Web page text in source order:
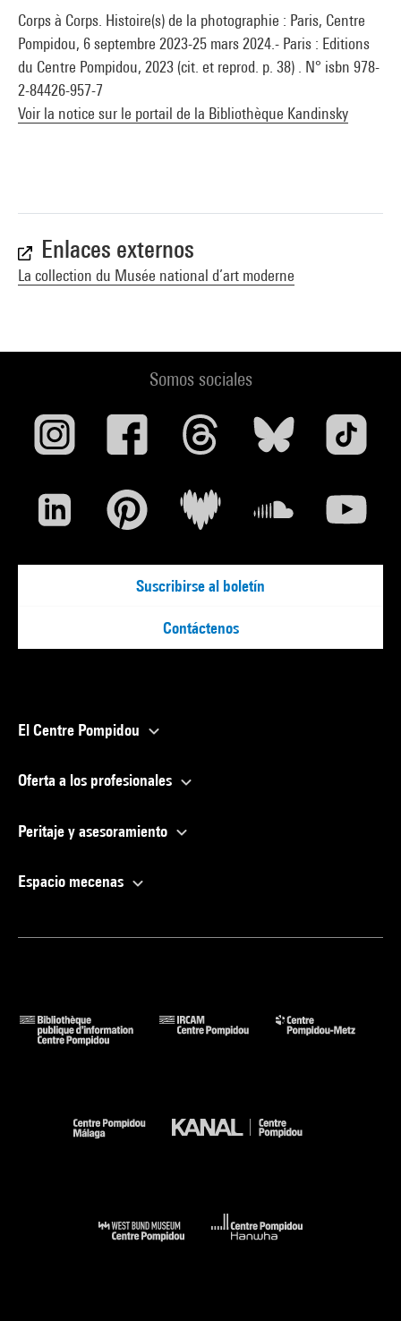
Corps à Corps. Histoire(s) de la photographie : Paris, Centre
Pompidou, 6 septembre 2023-25 mars 2024.- Paris : Editions
du Centre Pompidou, 2023 (cit. et reprod. p. 38) . N° isbn 978-
2-84426-957-7
Voir la notice sur le portail de la Bibliothèque Kandinsky
Enlaces externos
La collection du Musée national d’art moderne
Somos sociales
Suscribirse al boletín
Contáctenos
El Centre Pompidou
Oferta a los profesionales
Peritaje y asesoramiento
Espacio mecenas